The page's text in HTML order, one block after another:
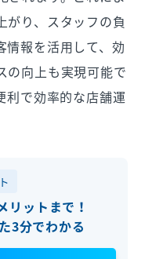
がり、スタッフの負
情報を活用して、効
の向上も実現可能で
利で効率的な店舗運
リットまで！
3分でわかる